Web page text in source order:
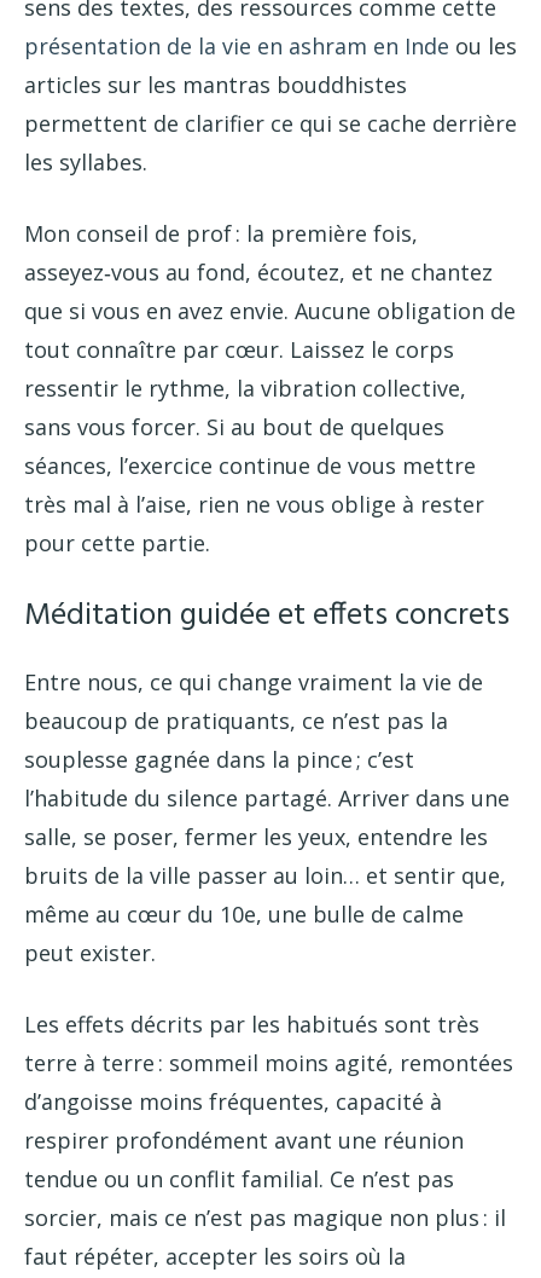
sens des textes, des ressources comme cette
présentation de la vie en ashram en Inde ou les
articles sur les mantras bouddhistes
permettent de clarifier ce qui se cache derrière
les syllabes.
Mon conseil de prof : la première fois,
asseyez‑vous au fond, écoutez, et ne chantez
que si vous en avez envie. Aucune obligation de
tout connaître par cœur. Laissez le corps
ressentir le rythme, la vibration collective,
sans vous forcer. Si au bout de quelques
séances, l’exercice continue de vous mettre
très mal à l’aise, rien ne vous oblige à rester
pour cette partie.
Méditation guidée et effets concrets
Entre nous, ce qui change vraiment la vie de
beaucoup de pratiquants, ce n’est pas la
souplesse gagnée dans la pince ; c’est
l’habitude du silence partagé. Arriver dans une
salle, se poser, fermer les yeux, entendre les
bruits de la ville passer au loin… et sentir que,
même au cœur du 10e, une bulle de calme
peut exister.
Les effets décrits par les habitués sont très
terre à terre : sommeil moins agité, remontées
d’angoisse moins fréquentes, capacité à
respirer profondément avant une réunion
tendue ou un conflit familial. Ce n’est pas
sorcier, mais ce n’est pas magique non plus : il
faut répéter, accepter les soirs où la